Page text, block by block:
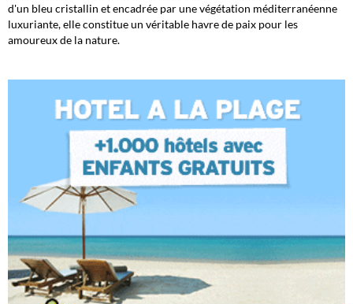
d'un bleu cristallin et encadrée par une végétation méditerranéenne
luxuriante, elle constitue un véritable havre de paix pour les
amoureux de la nature.